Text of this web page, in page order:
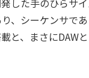
、シーケンサで
と、まさにDAW